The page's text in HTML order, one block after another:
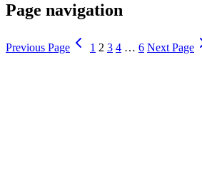
Page navigation
Previous Page 1 2 3 4 … 6 Next Page